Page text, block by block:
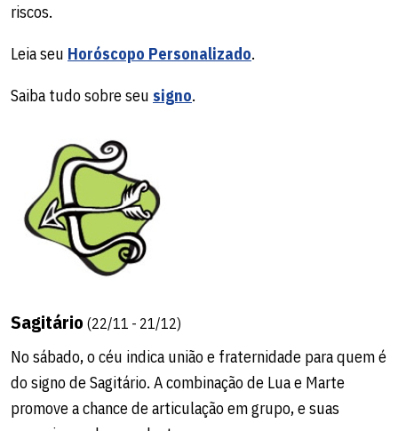
riscos.
Leia seu Horóscopo Personalizado.
Saiba tudo sobre seu signo.
Sagitário (22/11 - 21/12)
No sábado, o céu indica união e fraternidade para quem é
do signo de Sagitário. A combinação de Lua e Marte
promove a chance de articulação em grupo, e suas